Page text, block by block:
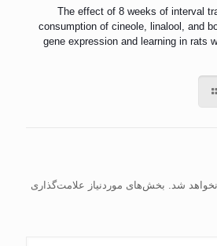
The effect of 8 weeks of interval
consumption of cineole, linalool, and
gene expression and learning in rats
شد. بخش‌های موردنیاز علامت‌گذاری